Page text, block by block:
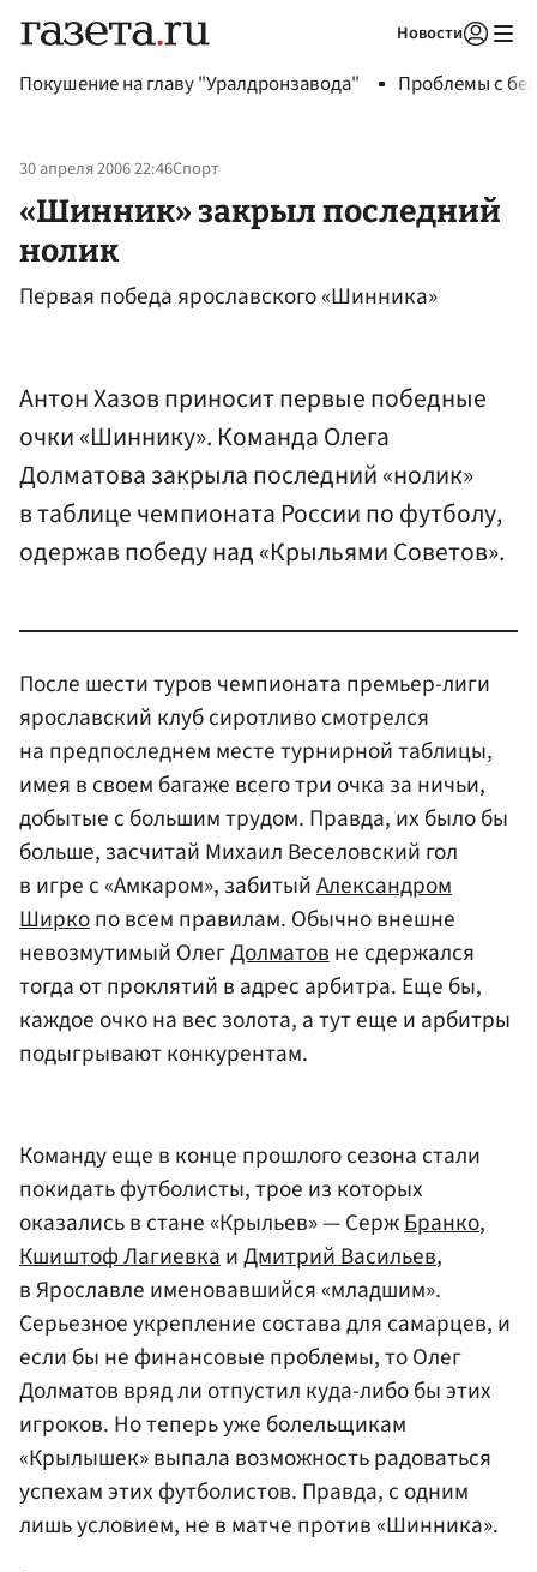
Новости
Покушение на главу "Уралдронзавода" Проблемы с
30 апреля 2006 22:46Спорт
«Шинник» закрыл последний
нолик
Первая победа ярославского «Шинника»
Антон Хазов приносит первые победные
очки «Шиннику». Команда Олега
Долматова закрыла последний «нолик»
в таблице чемпионата России по футболу,
одержав победу над «Крыльями Советов».
После шести туров чемпионата премьер-лиги
ярославский клуб сиротливо смотрелся
на предпоследнем месте турнирной таблицы,
имея в своем багаже всего три очка за ничьи,
добытые с большим трудом. Правда, их было бы
больше, засчитай Михаил Веселовский гол
в игре с «Амкаром», забитыйАлександром
Ширкопо всем правилам. Обычно внешне
невозмутимый ОлегДолматовне сдержался
тогда от проклятий в адрес арбитра. Еще бы,
каждое очко на вес золота, а тут еще и арбитры
подыгрывают конкурентам.
Команду еще в конце прошлого сезона стали
покидать футболисты, трое из которых
оказались в стане «Крыльев» — СержБранко,
Кшиштоф ЛагиевкаиДмитрий Васильев,
в Ярославле именовавшийся «младшим».
Серьезное укрепление состава для самарцев, и
если бы не финансовые проблемы, то Олег
Долматов вряд ли отпустил куда-либо бы этих
игроков. Но теперь уже болельщикам
«Крылышек» выпала возможность радоваться
успехам этих футболистов. Правда, с одним
лишь условием, не в матче против «Шинника».